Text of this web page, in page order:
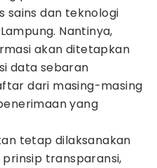
sains dan teknologi
Nantinya,
akan ditetapkan
data sebaran
dari masing-masing
yang
tetap dilaksanakan
transparansi,